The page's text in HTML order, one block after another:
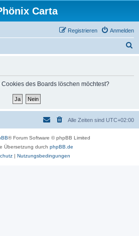
Carta
Anmelden
Registrieren
des Boards löschen möchtest?
Alle Zeiten sind UTC+02:00
® Forum Software © phpBB Limited
Übersetzung durch phpBB.de
| Nutzungsbedingungen